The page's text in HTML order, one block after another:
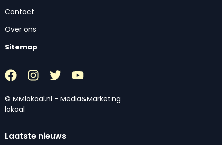
Contact
Over ons
Sitemap
© MMlokaal.nl – Media&Marketing
lokaal
Laatste nieuws